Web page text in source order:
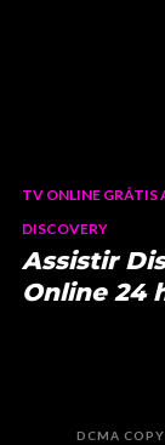
TV ONLINE GRÁTIS
DISCOVERY
Assistir
Online 24
DCMA